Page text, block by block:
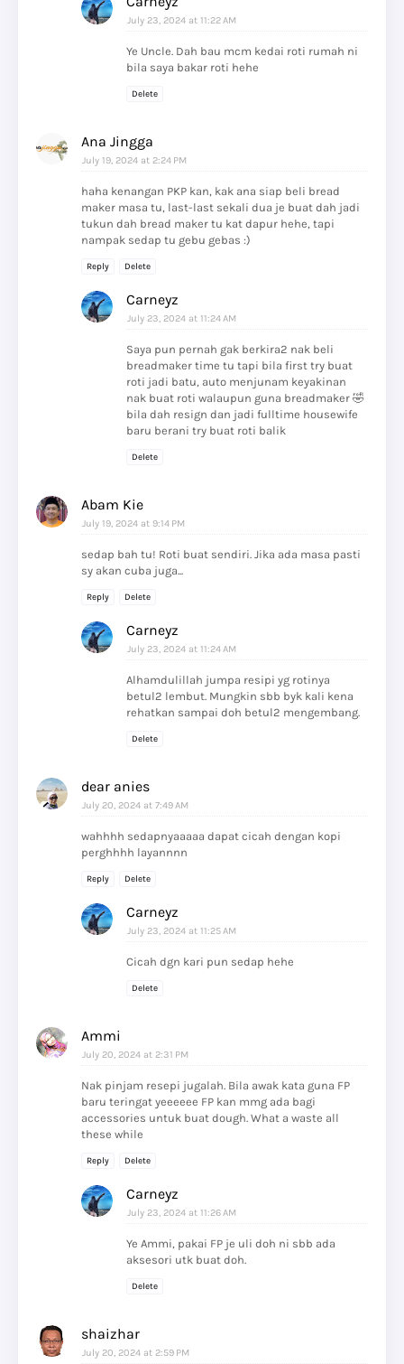
July 23, 2024 at 11:22 AM
Ye Uncle. Dah bau mcm kedai roti rumah ni
bila saya bakar roti hehe
Delete
Ana Jingga
July 19, 2024 at 2:24 PM
haha kenangan PKP kan, kak ana siap beli bread
maker masa tu, last-last sekali dua je buat dah jadi
tukun dah bread maker tu kat dapur hehe, tapi
nampak sedap tu gebu gebas :)
Reply Delete
Carneyz
July 23, 2024 at 11:24 AM
Saya pun pernah gak berkira2 nak beli
breadmaker time tu tapi bila first try buat
roti jadi batu, auto menjunam keyakinan
nak buat roti walaupun guna breadmaker 🤣
bila dah resign dan jadi fulltime housewife
baru berani try buat roti balik
Delete
Abam Kie
July 19, 2024 at 9:14 PM
sedap bah tu! Roti buat sendiri. Jika ada masa pasti
sy akan cuba juga...
Reply Delete
Carneyz
July 23, 2024 at 11:24 AM
Alhamdulillah jumpa resipi yg rotinya
betul2 lembut. Mungkin sbb byk kali kena
rehatkan sampai doh betul2 mengembang.
Delete
dear anies
July 20, 2024 at 7:49 AM
wahhhh sedapnyaaaaa dapat cicah dengan kopi
perghhhh layannnn
Reply Delete
Carneyz
July 23, 2024 at 11:25 AM
Cicah dgn kari pun sedap hehe
Delete
Ammi
July 20, 2024 at 2:31 PM
Nak pinjam resepi jugalah. Bila awak kata guna FP
baru teringat yeeeeee FP kan mmg ada bagi
accessories untuk buat dough. What a waste all
these while
Reply Delete
Carneyz
July 23, 2024 at 11:26 AM
Ye Ammi, pakai FP je uli doh ni sbb ada
aksesori utk buat doh.
Delete
shaizhar
July 20, 2024 at 2:59 PM